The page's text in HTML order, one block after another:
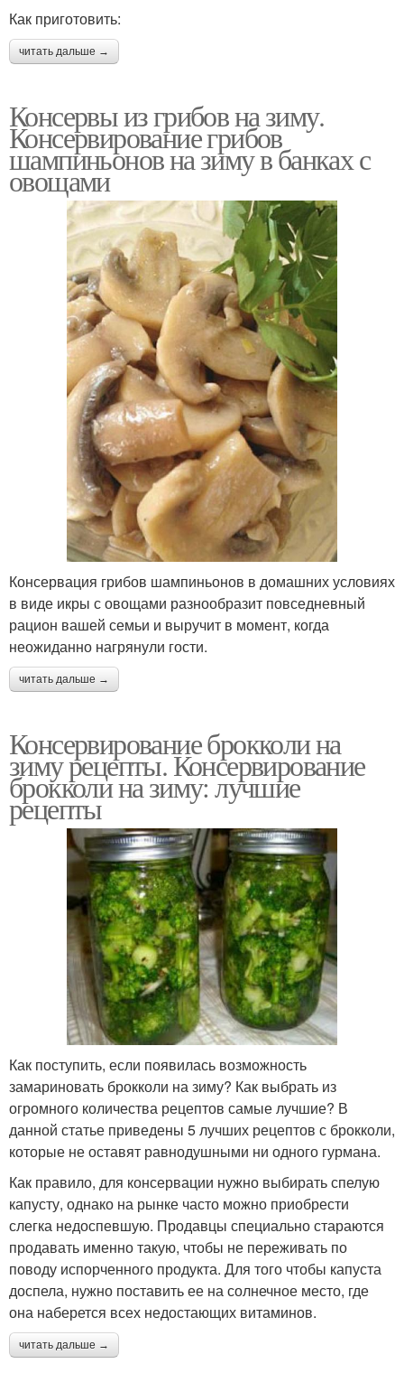
Как приготовить:
читать дальше →
Консервы из грибов на зиму.
Консервирование грибов
шампиньонов на зиму в банках с
овощами
Консервация грибов шампиньонов в домашних условиях
в виде икры с овощами разнообразит повседневный
рацион вашей семьи и выручит в момент, когда
неожиданно нагрянули гости.
читать дальше →
Консервирование брокколи на
зиму рецепты. Консервирование
брокколи на зиму: лучшие
рецепты
Как поступить, если появилась возможность
замариновать брокколи на зиму? Как выбрать из
огромного количества рецептов самые лучшие? В
данной статье приведены 5 лучших рецептов с брокколи,
которые не оставят равнодушными ни одного гурмана.
Как правило, для консервации нужно выбирать спелую
капусту, однако на рынке часто можно приобрести
слегка недоспевшую. Продавцы специально стараются
продавать именно такую, чтобы не переживать по
поводу испорченного продукта. Для того чтобы капуста
доспела, нужно поставить ее на солнечное место, где
она наберется всех недостающих витаминов.
читать дальше →